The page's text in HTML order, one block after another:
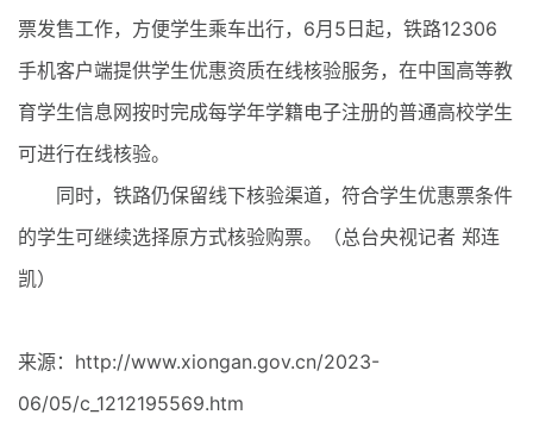
票发售工作，方便学生乘车出行，6月5日起，铁路12306
手机客户端提供学生优惠资质在线核验服务，在中国高等教
育学生信息网按时完成每学年学籍电子注册的普通高校学生
可进行在线核验。
同时，铁路仍保留线下核验渠道，符合学生优惠票条件
的学生可继续选择原方式核验购票。（总台央视记者 郑连
凯）
来源：http://www.xiongan.gov.cn/2023-
06/05/c_1212195569.htm